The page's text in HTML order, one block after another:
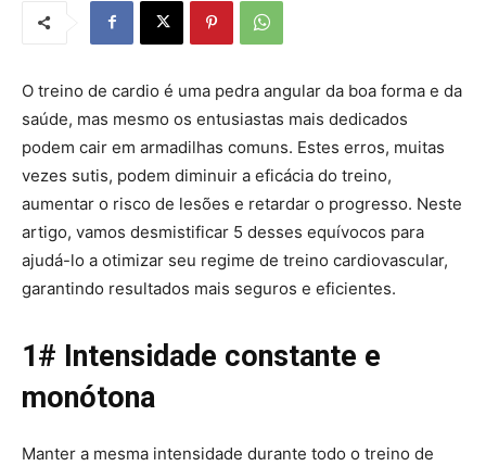
O treino de cardio é uma pedra angular da boa forma e da
saúde, mas mesmo os entusiastas mais dedicados
podem cair em armadilhas comuns. Estes erros, muitas
vezes sutis, podem diminuir a eficácia do treino,
aumentar o risco de lesões e retardar o progresso. Neste
artigo, vamos desmistificar 5 desses equívocos para
ajudá-lo a otimizar seu regime de treino cardiovascular,
garantindo resultados mais seguros e eficientes.
1# Intensidade constante e
monótona
Manter a mesma intensidade durante todo o treino de